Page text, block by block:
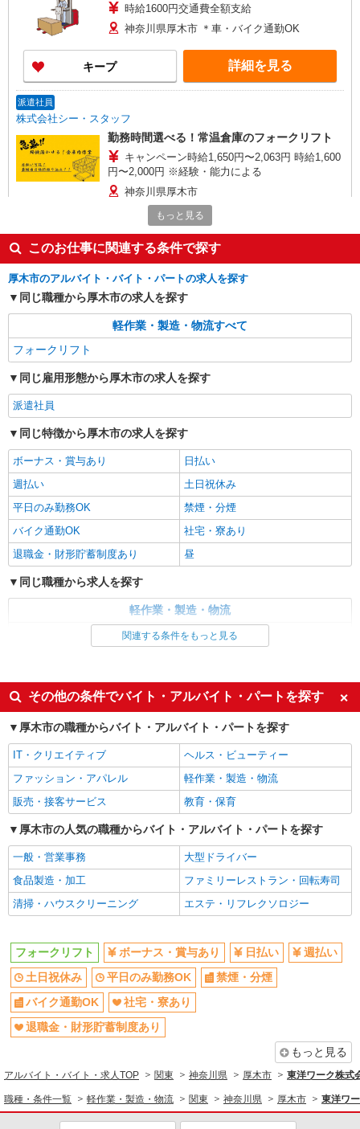
時給1600円交通費全額支給
神奈川県厚木市 ＊車・バイク通勤OK
キープ 詳細を見る
派遣社員
株式会社シー・スタッフ
勤務時間選べる！常温倉庫のフォークリフト
キャンペーン時給1,650円〜2,063円 時給1,600
円〜2,000円 ※経験・能力による
神奈川県厚木市
派遣社員
戦力エージェント株式会社
機械部品のピッキング・入出庫管理 （フォー
クリフトオペレーター業務あり）
時給1,480円 ※交通費支給有り(規定による)
派遣社員
株式会社テクノ・サービス/お仕事No/0919164
フォークリフト作業
時給1550円交通費全額支給
神奈川県厚木市 ＊車・バイク通勤OK
詳細を見る
派遣社員
パーソルフィールドスタッフ株式会社 神奈川コーディネートセンタ
倉庫内で書類のピッキング
時給1,450円 【月収例】22万8375円（月21日
キープ 詳細を見る
派遣社員
株式会社テクノ・サービス/お仕事No/0899038
フォークリフト作業
時給1600円交通費全額支給
神奈川県厚木市 ＊車・バイク通勤OK
キープ 詳細を見る
派遣社員
株式会社綜合キャリアオプション（1314VJ0805G23★74-N-T4）
分け/日払いOK
時給1,500円 交通費：既定支給
神奈川県厚木市
キープ
株式会社テクノ・サービス/お仕事No/0892478
フォークリフト作業
時給1650円交通費全額支給
もっと見る
このお仕事に関連する条件で探す
厚木市のアルバイト・バイト・パートの求人を探す
同じ職種から厚木市の求人を探す
軽作業・製造・物流すべて
フォークリフト
同じ雇用形態から厚木市の求人を探す
派遣社員
同じ特徴から厚木市の求人を探す
ボーナス・賞与あり
日払い
週払い
土日祝休み
平日のみ勤務OK
禁煙・分煙
バイク通勤OK
社宅・寮あり
退職金・財形貯蓄制度あり
昼
同じ職種から求人を探す
軽作業・製造・物流
ボーナス・賞与あり
日払い
土日祝休み
社宅・寮あり
関連する条件をもっと見る
その他の条件でバイト・アルバイト・パートを探す
厚木市の職種からバイト・アルバイト・パートを探す
IT・クリエイティブ
ヘルス・ビューティー
ファッション・アパレル
軽作業・製造・物流
販売・接客サービス
教育・保育
厚木市の人気の職種からバイト・アルバイト・パートを探す
一般・営業事務
大型ドライバー
食品製造・加工
ファミリーレストラン・回転寿司
清掃・ハウスクリーニング
エステ・リフレクソロジー
フォークリフト ボーナス・賞与あり 日払い
週払い
土日祝休み
平日のみ勤務OK
禁煙・分煙
バイク通勤OK
社宅・寮あり
退職金・財形貯蓄制度あり
もっと見る
アルバイト・バイト・求人TOP 関東 神奈川県 厚木市 東洋ワーク株式
職種・条件一覧 軽作業・製造・物流 関東 神奈川県 厚木市 東洋ワ